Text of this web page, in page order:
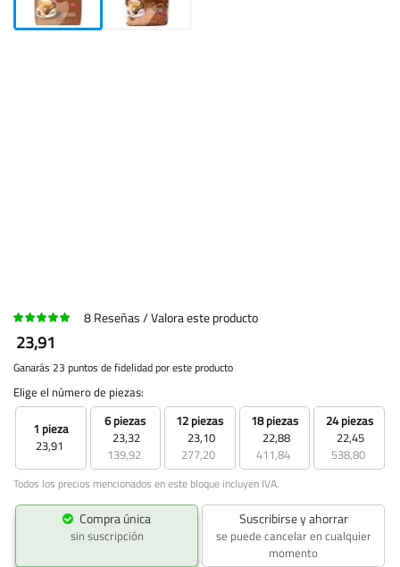
8Reseñas Valora este producto
23,91
Ganarás 23 puntos de fidelidad por este producto
Elige el número de piezas:
1 pieza
23,91
6 piezas
23,32
139,92
12 piezas
23,10
277,20
18 piezas
22,88
411,84
24 piezas
22,45
538,80
Todos los precios mencionados en este bloque incluyen IVA.
Compra única
sin suscripción
Suscribirse y ahorrar
se puede cancelar en cualquier
momento